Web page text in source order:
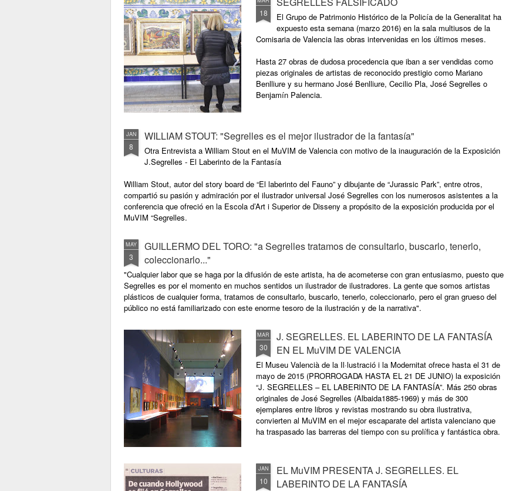
Inauguració: Dijous 13 de
desembre de 2018. 20'00 h.
Museu Faller de València.
18
El Grupo de Patrimonio Histórico de la Policía de la Generalitat ha
expuesto esta semana (marzo 2016) en la sala multiusos de la
Comisaria de Valencia las obras intervenidas en los últimos meses.
Hasta 27 obras de dudosa procedencia que iban a ser vendidas como
piezas originales de artistas de reconocido prestigio como Mariano
Benlliure y su hermano José Benlliure, Cecilio Pla, José Segrelles o
Benjamín Palencia.
JAN
8
WILLIAM STOUT: "Segrelles es el mejor ilustrador de la fantasía"
Otra Entrevista a William Stout en el MuVIM de Valencia con motivo de la inauguración de la Exposición
J.Segrelles - El Laberinto de la Fantasía
William Stout, autor del story board de “El laberinto del Fauno” y dibujante de “Jurassic Park”, entre otros,
compartió su pasión y admiración por el ilustrador universal José Segrelles con los numerosos asistentes a la
conferencia que ofreció en la Escola d’Art i Superior de Disseny a propósito de la exposición producida por el
MuVIM “Segrelles.
MAY
3
GUILLERMO DEL TORO: "a Segrelles tratamos de consultarlo, buscarlo, tenerlo,
coleccionarlo..."
"Cualquier labor que se haga por la difusión de este artista, ha de acometerse con gran entusiasmo, puesto que
Segrelles es por el momento en muchos sentidos un ilustrador de ilustradores. La gente que somos artistas
plásticos de cualquier forma, tratamos de consultarlo, buscarlo, tenerlo, coleccionarlo, pero el gran grueso del
público no está familiarizado con este enorme tesoro de la ilustración y de la narrativa".
MAR
30
J. SEGRELLES. EL LABERINTO DE LA FANTASÍA
EN EL MuVIM DE VALENCIA
El Museu Valencià de la Il·lustració i la Modernitat ofrece hasta el 31 de
mayo de 2015 (PRORROGADA HASTA EL 21 DE JUNIO) la exposición
“J. SEGRELLES – EL LABERINTO DE LA FANTASÍA”. Más 250 obras
originales de José Segrelles (Albaida1885-1969) y más de 300
ejemplares entre libros y revistas mostrando su obra ilustrativa,
convierten al MuVIM en el mejor escaparate del artista valenciano que
ha traspasado las barreras del tiempo con su prolífica y fantástica obra.
JAN
10
EL MuVIM PRESENTA J. SEGRELLES. EL
LABERINTO DE LA FANTASÍA